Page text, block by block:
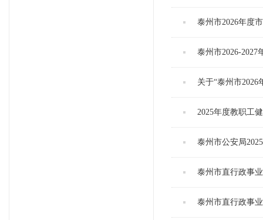
泰州市2026年度
泰州市2026-
关于“泰州市
2025年度教职工
泰州市公安局
泰州市直行政事
泰州市直行政事